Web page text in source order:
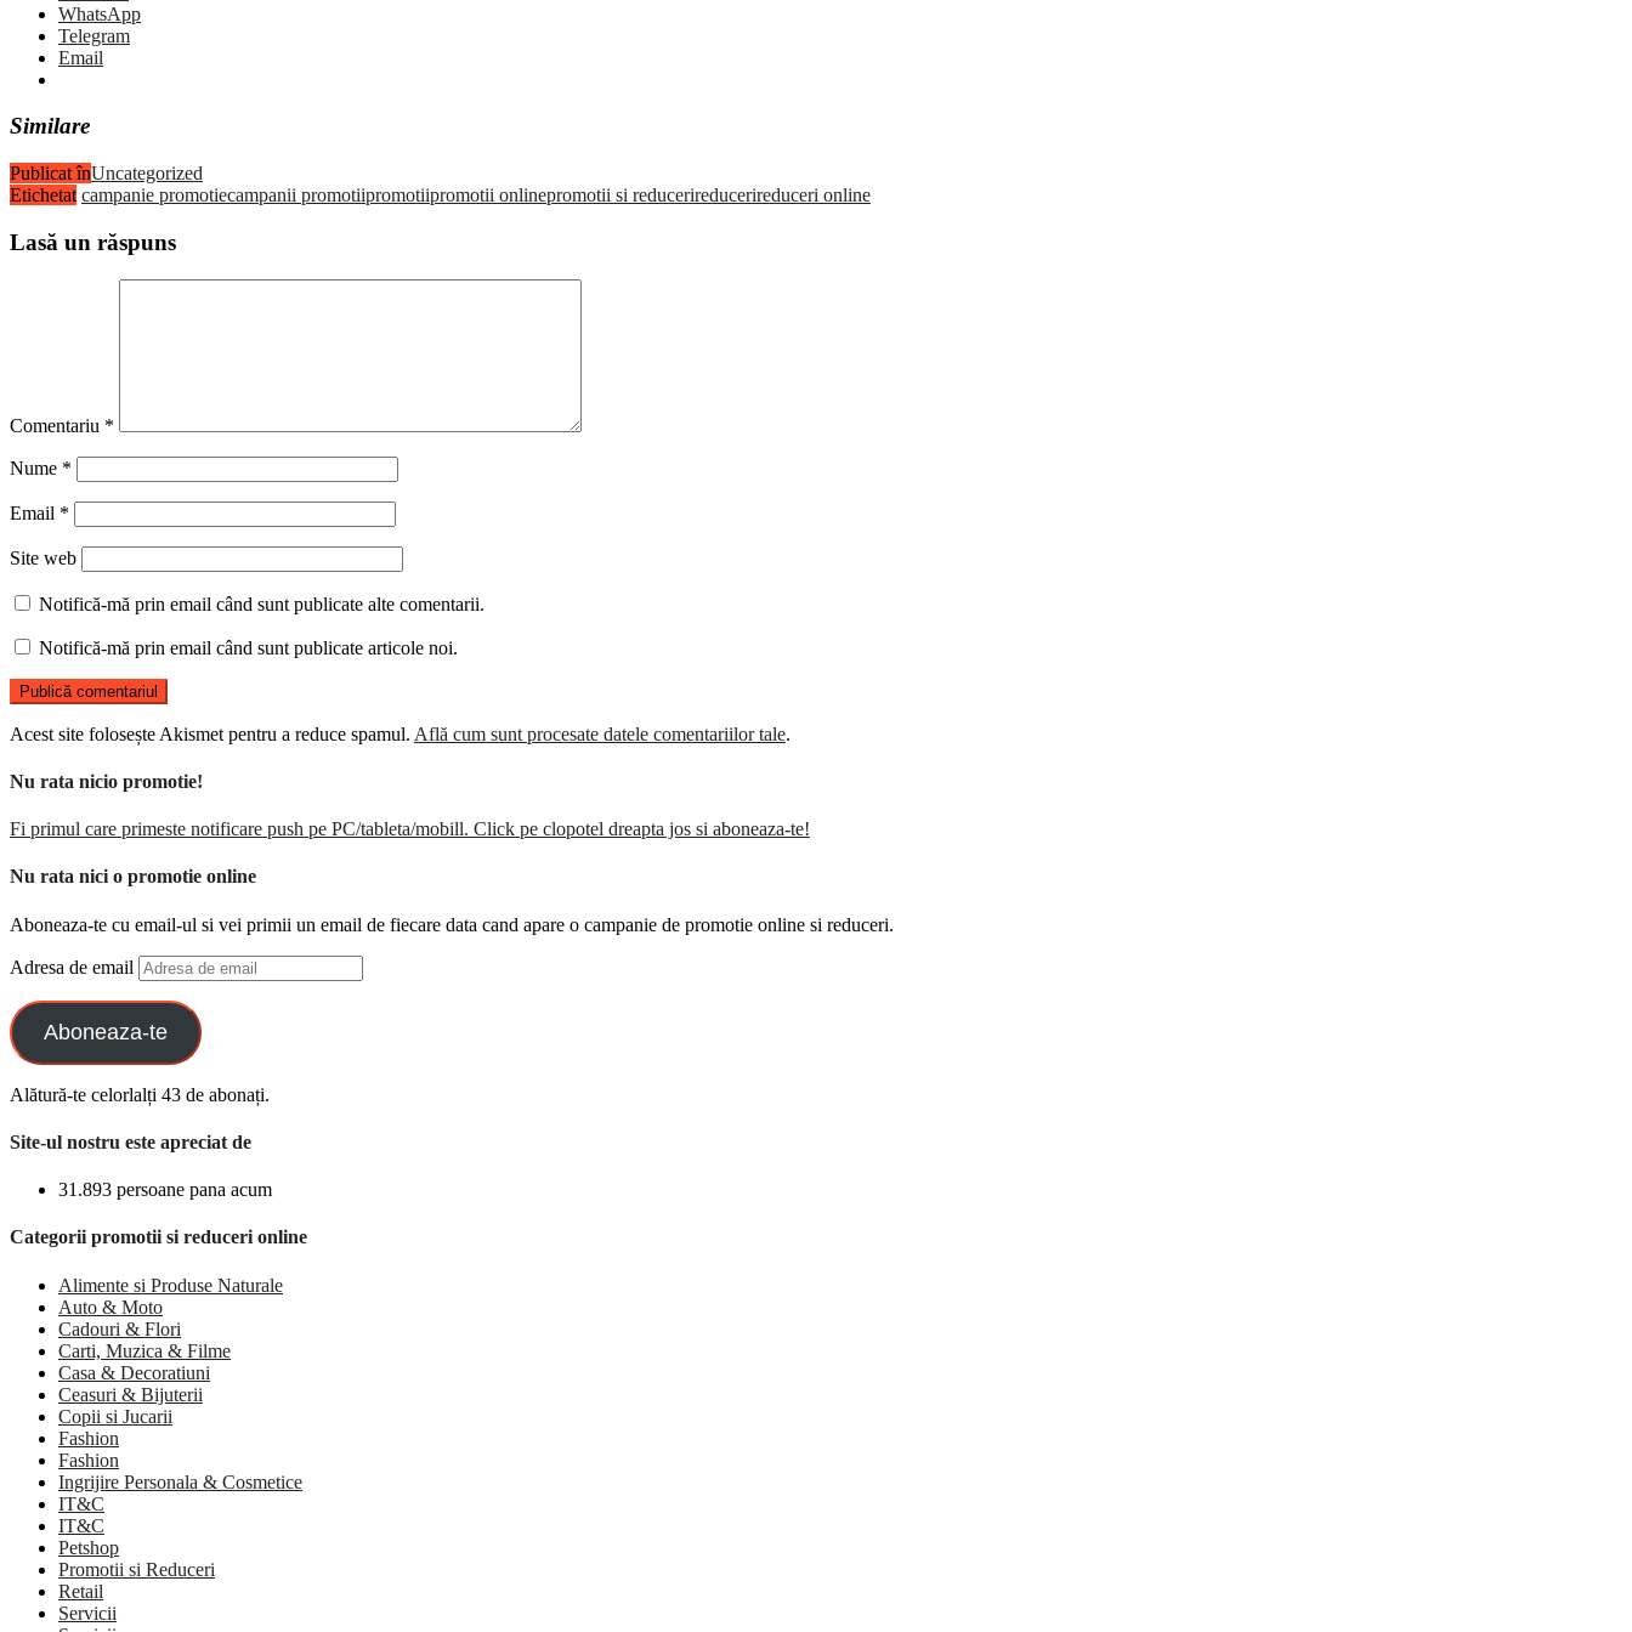
WhatsApp
Telegram
Email
Similare
Publicat înUncategorized
Etichetat campanie promotiecampanii promotiipromotiipromotii onlinepromotii si reducerireducerireduceri online
Lasă un răspuns
Comentariu *
Nume *
Email *
Site web
Notifică-mă prin email când sunt publicate alte comentarii.
Notifică-mă prin email când sunt publicate articole noi.
Acest site folosește Akismet pentru a reduce spamul. Află cum sunt procesate datele comentariilor tale.
Nu rata nicio promotie!
Fi primul care primeste notificare push pe PC/tableta/mobill. Click pe clopotel dreapta jos si aboneaza-te!
Nu rata nici o promotie online
Aboneaza-te cu email-ul si vei primii un email de fiecare data cand apare o campanie de promotie online si reduceri.
Adresa de email
Aboneaza-te
Alătură-te celorlalți 43 de abonați.
Site-ul nostru este apreciat de
31.893 persoane pana acum
Categorii promotii si reduceri online
Alimente si Produse Naturale
Auto & Moto
Cadouri & Flori
Carti, Muzica & Filme
Casa & Decoratiuni
Ceasuri & Bijuterii
Copii si Jucarii
Fashion
Fashion
Ingrijire Personala & Cosmetice
IT&C
IT&C
Petshop
Promotii si Reduceri
Retail
Servicii